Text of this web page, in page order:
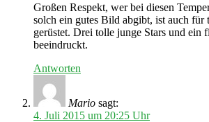
Großen Respekt, wer bei diesen
solch ein gutes Bild abgibt, ist auch für
gerüstet. Drei tolle junge Stars und ein
beeindruckt.
Antworten
Mario sagt:
4. Juli 2015 um 20:25 Uhr